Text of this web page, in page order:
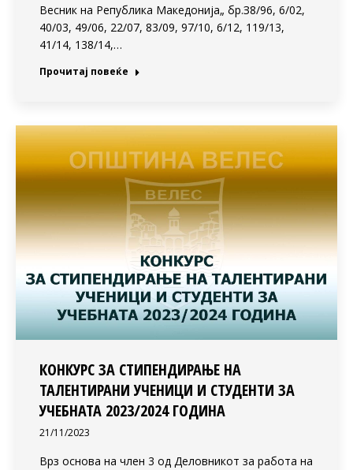
Весник на Република Македонија„ бр.З8/96, 6/02,
40/03, 49/06, 22/07, 83/09, 97/10, 6/12, 119/13,
41/14, 138/14,…
Прочитај повеќе
КОНКУРС ЗА СТИПЕНДИРАЊЕ НА
ТАЛЕНТИРАНИ УЧЕНИЦИ И СТУДЕНТИ ЗА
УЧЕБНАТА 2023/2024 ГОДИНА
21/11/2023
Врз основа на член 3 од Деловникот за работа на